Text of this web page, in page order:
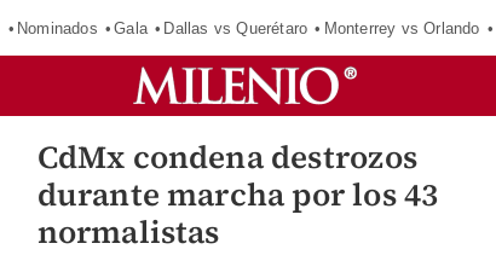
Nominados Gala Dallas vs Querétaro Monterrey vs Orlando
CdMx condena destrozos
durante marcha por los 43
normalistas